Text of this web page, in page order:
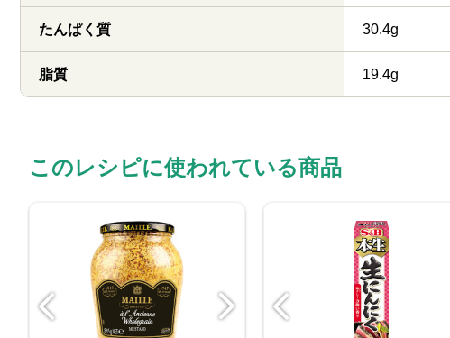
たんぱく質 30.4g
脂質 19.4g
このレシピに使われている商品